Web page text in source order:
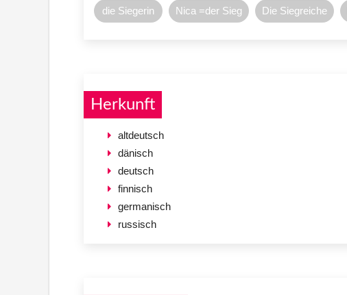
die Siegerin Nica =der Sieg Die Siegreiche
Herkunft
altdeutsch
dänisch
deutsch
finnisch
germanisch
russisch